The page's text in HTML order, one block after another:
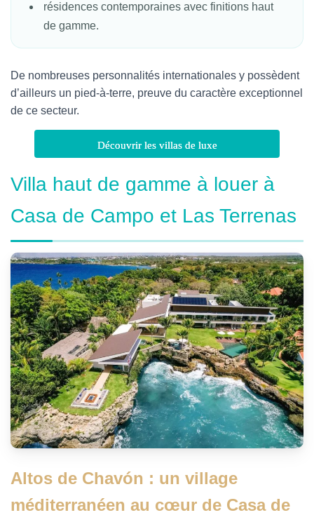
résidences contemporaines avec finitions haut
de gamme.
De nombreuses personnalités internationales y possèdent
d’ailleurs un pied-à-terre, preuve du caractère exceptionnel
de ce secteur.
Découvrir les villas de luxe
Villa haut de gamme à louer à
Casa de Campo et Las Terrenas
Altos de Chavón : un village
méditerranéen au cœur de Casa de